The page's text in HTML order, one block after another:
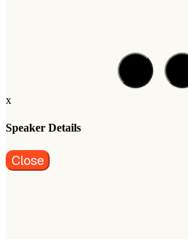
x
Speaker Details
Close